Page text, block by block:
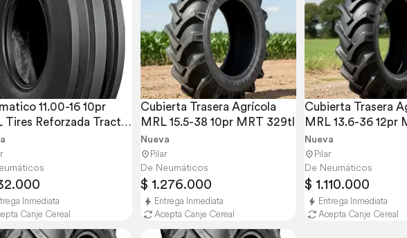
11.00-16 10pr
Tires Reforzada Tractor
Inmediata
Canje Cereal
Cubierta Trasera Agrícola
MRL 15.5-38 10pr MRT 329tl
Nueva
Pilar
De Neumáticos
$ 1.276.000
Entrega Inmediata
Acepta Canje Cereal
Cubierta Trasera
MRL 13.6-36 12pr
TT
Nueva
Pilar
De Neumáticos
$ 1.110.000
Entrega Inmediata
Acepta Canje Cereal